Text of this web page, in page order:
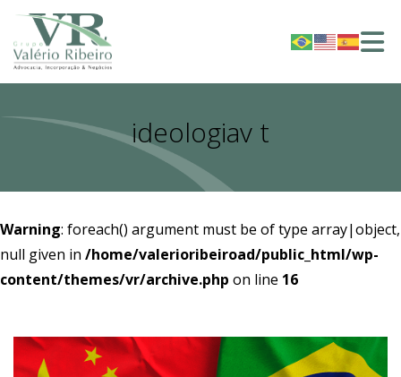
ideologiav t
Warning: foreach() argument must be of type array|object,
null given in /home/valerioribeiroad/public_html/wp-
content/themes/vr/archive.php on line 16